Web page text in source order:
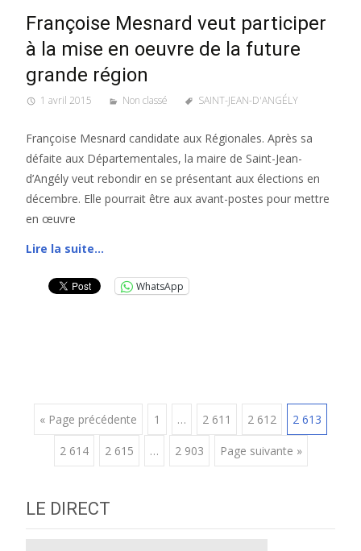
Françoise Mesnard veut participer
à la mise en oeuvre de la future
grande région
1 avril 2015 Non classé SAINT-JEAN-D'ANGÉLY
Françoise Mesnard candidate aux Régionales. Après sa
défaite aux Départementales, la maire de Saint-Jean-
d’Angély veut rebondir en se présentant aux élections en
décembre. Elle pourrait être aux avant-postes pour mettre
en œuvre
Lire la suite…
WhatsApp
Posts
navigation
« Page précédente 1 … 2 611 2 612 2 613
2 614 2 615 … 2 903 Page suivante »
LE DIRECT